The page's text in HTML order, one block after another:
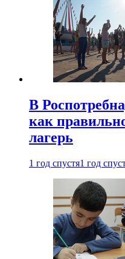
В
как
лагерь
1 год спустя1 год